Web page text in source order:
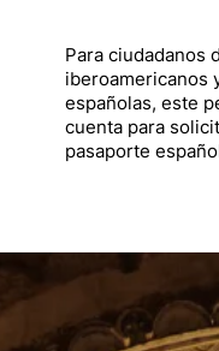
Para ciudadanos
iberoamericanos
españolas, este
cuenta para
pasaporte